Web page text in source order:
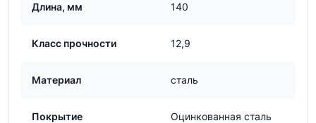
Длина, мм 140
Класс прочности 12,9
Материал сталь
Покрытие Оцинкованная сталь